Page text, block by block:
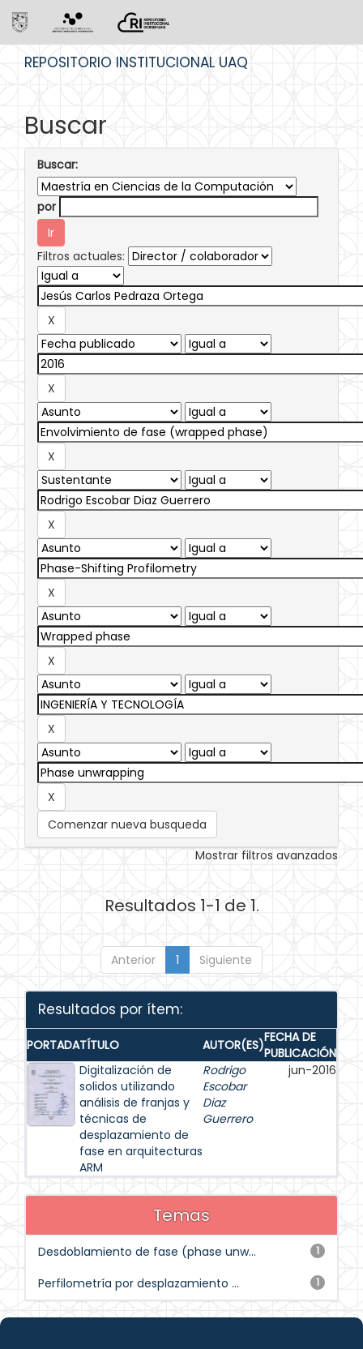
REPOSITORIO INSTITUCIONAL UAQ
Buscar
Buscar:
por
Filtros actuales:
Comenzar nueva busqueda
Mostrar filtros avanzados
Resultados 1-1 de 1.
Anterior 1 Siguiente
Resultados por ítem:
PORTADATÍTULO AUTOR(ES)FECHA DE
PUBLICACIÓN
Digitalización de
solidos utilizando
análisis de franjas y
técnicas de
desplazamiento de
fase en arquitecturas
ARM
Rodrigo
Escobar
Diaz
Guerrero
jun-2016
Temas
1
Desdoblamiento de fase (phase unw...
1
Perfilometría por desplazamiento ...